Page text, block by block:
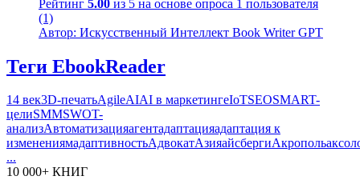
Рейтинг 5.00 из 5 на основе опроса 1 пользователя
(1)
Автор: Искусственный Интеллект Book Writer GPT
Теги EbookReader
14 век3D-печатьAgileAIAI в маркетингеIoTSEOSMART-
целиSMMSWOT-
анализАвтоматизацияагентадаптацияадаптация к
изменениямадаптивностьАдвокатАзияайсбергиАкрополь
...
10 000+ КНИГ